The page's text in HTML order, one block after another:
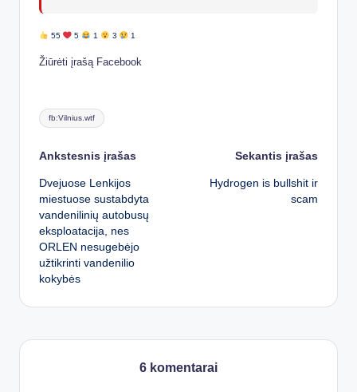
55 5 1 3 1
Žiūrėti įrašą Facebook
Tags:
fb:Vilnius.wtf
Post
navigation
Ankstesnis įrašas
Dvejuose Lenkijos
miestuose sustabdyta
vandenilinių autobusų
eksploatacija, nes
ORLEN nesugebėjo
užtikrinti vandenilio
kokybės
Sekantis įrašas
Hydrogen is bullshit ir
scam
6 komentarai